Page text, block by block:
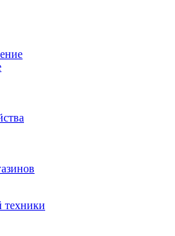
техники